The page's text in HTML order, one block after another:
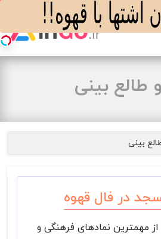
طالع بینی
بینی
در فال قهوه
مهمترین نمادهای فرهنگی و